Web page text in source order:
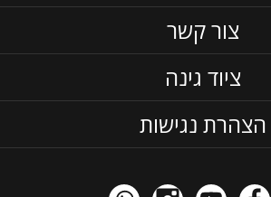
צור קשר
ציוד גינה
הצהרת נגישות